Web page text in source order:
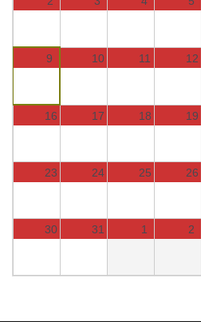
9 10 11 12
16 17 18 19
23 24 25 26
30 31 1 2